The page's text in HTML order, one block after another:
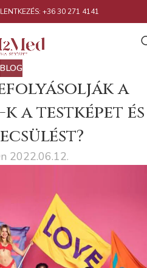
+36 30 271 4141
BLOG
a
a testképet és
2022.06.12.